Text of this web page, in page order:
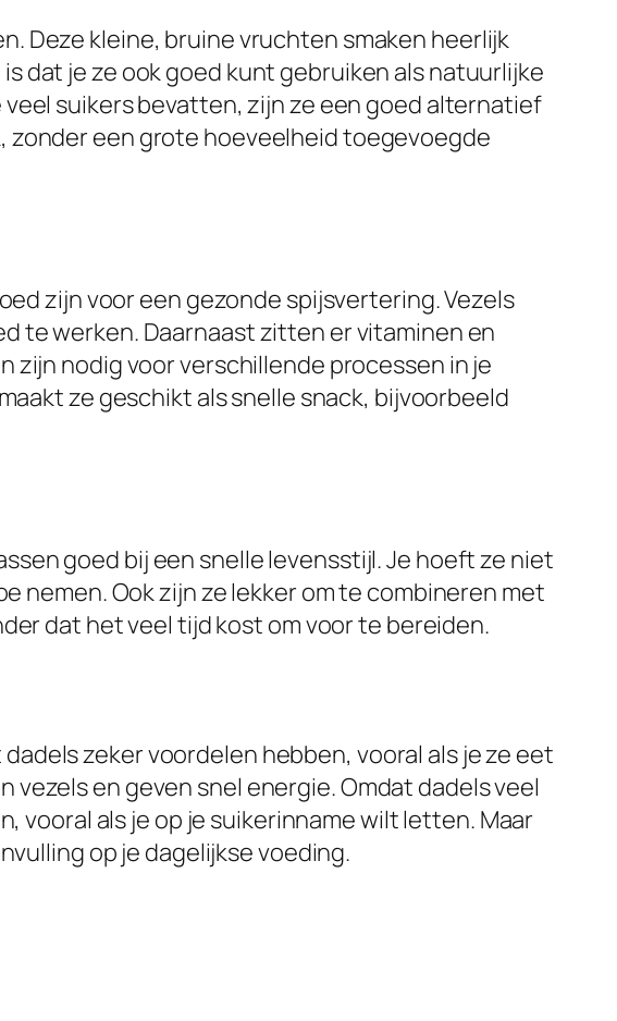
Deze kleine, bruine vruchten smaken heerlijk
dat je ze ook goed kunt gebruiken als natuurlijke
suikers bevatten, zijn ze een goed alternatief
zonder een grote hoeveelheid toegevoegde
zijn voor een gezonde spijsvertering. Vezels
te werken. Daarnaast zitten er vitaminen en
zijn nodig voor verschillende processen in je
ze geschikt als snelle snack, bijvoorbeeld
goed bij een snelle levensstijl. Je hoeft ze niet
nemen. Ook zijn ze lekker om te combineren met
dat het veel tijd kost om voor te bereiden.
zeker voordelen hebben, vooral als je ze eet
en geven snel energie. Omdat dadels veel
vooral als je op je suikerinname wilt letten. Maar
op je dagelijkse voeding.